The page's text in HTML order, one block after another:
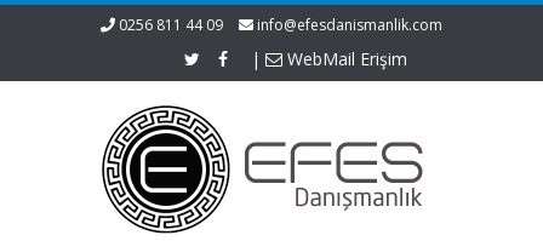
0256 811 44 09 info@efesdanismanlik.com
| WebMail Erişim